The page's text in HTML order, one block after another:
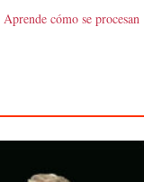
Aprende cómo se procesan